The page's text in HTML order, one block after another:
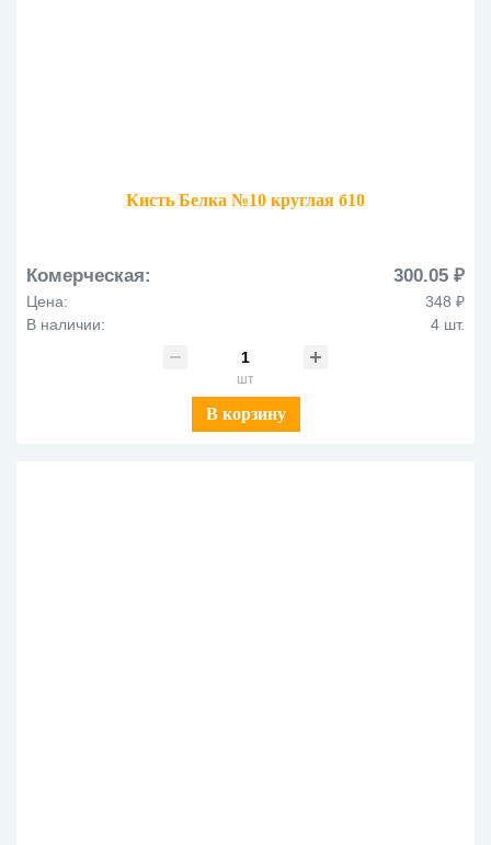
Кисть Белка №10 круглая б10
Комерческая: 300.05 ₽
Цена:
348 ₽
В наличии:
4 шт.
шт
В корзину